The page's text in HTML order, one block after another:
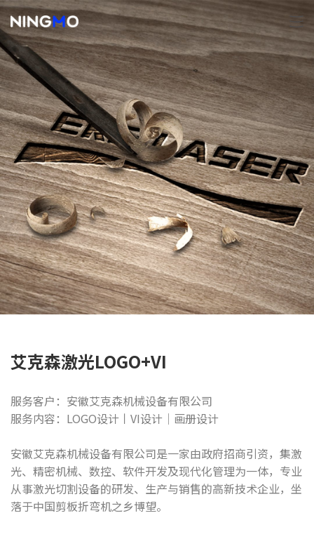
艾克森激光LOGO+VI
服务客户：安徽艾克森机械设备有限公司
服务内容：LOGO设计丨VI设计│画册设计
安徽艾克森机械设备有限公司是一家由政府招商引资，集激
光、精密机械、数控、软件开发及现代化管理为一体，专业
从事激光切割设备的研发、生产与销售的高新技术企业，坐
落于中国剪板折弯机之乡博望。